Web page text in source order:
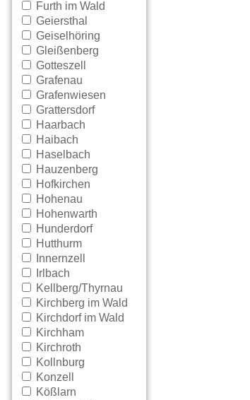
Furth im Wald
Geiersthal
Geiselhöring
Gleißenberg
Gotteszell
Grafenau
Grafenwiesen
Grattersdorf
Haarbach
Haibach
Haselbach
Hauzenberg
Hofkirchen
Hohenau
Hohenwarth
Hunderdorf
Hutthurm
Innernzell
Irlbach
Kellberg/Thyrnau
Kirchberg im Wald
Kirchdorf im Wald
Kirchham
Kirchroth
Kollnburg
Konzell
Kößlarn